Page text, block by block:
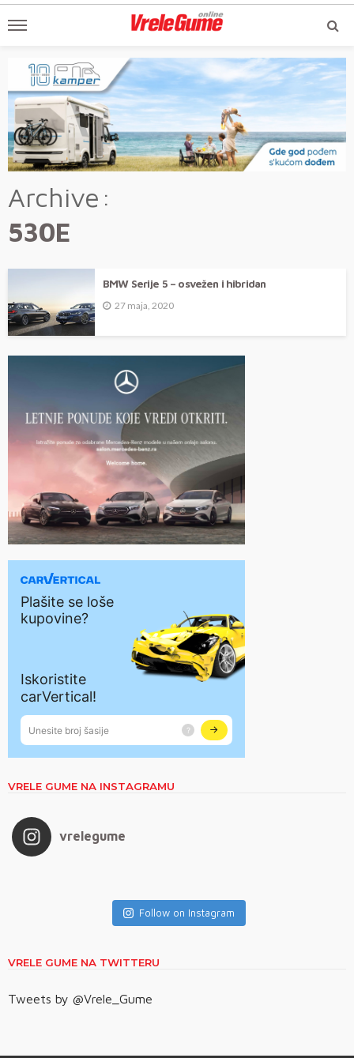
Archive
530E
BMW Serije 5 – osvežen i hibridan
27 maja, 2020
VRELE GUME NA INSTAGRAMU
vrelegume
Follow on Instagram
VRELE GUME NA TWITTERU
Tweets by @Vrele_Gume